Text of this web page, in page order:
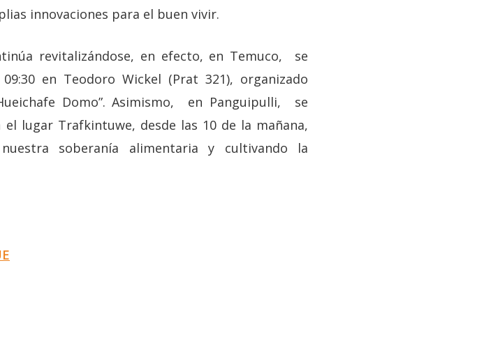
innovaciones para el buen vivir.
revitalizándose, en efecto, en Temuco, se
en Teodoro Wickel (Prat 321), organizado
Domo”. Asimismo, en Panguipulli, se
lugar Trafkintuwe, desde las 10 de la mañana,
soberanía alimentaria y cultivando la